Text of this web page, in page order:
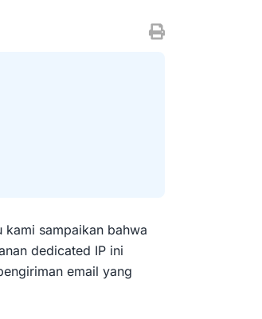
kami sampaikan bahwa
dedicated IP ini
email yang